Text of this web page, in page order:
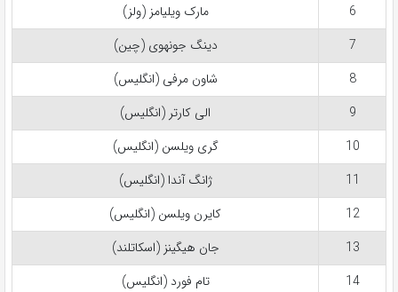
6
مارک ویلیامز (ولز)
7
دینگ جونهوی (چین)
8
شاون مرفی (انگلیس)
9
الی کارتر (انگلیس)
10
گری ویلسن (انگلیس)
11
ژانگ آندا (انگلیس)
12
کایرن ویلسن (انگلیس)
13
جان هیگینز (اسکاتلند)
14
تام فورد (انگلیس)